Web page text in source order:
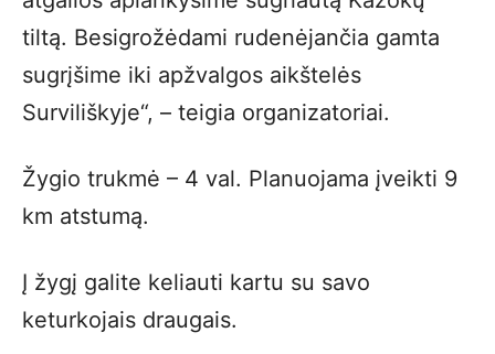
tiltą. Besigrožėdami rudenėjančia gamta
sugrįšime iki apžvalgos aikštelės
Surviliškyje“, – teigia organizatoriai.
Žygio trukmė – 4 val. Planuojama įveikti 9
km atstumą.
Į žygį galite keliauti kartu su savo
keturkojais draugais.